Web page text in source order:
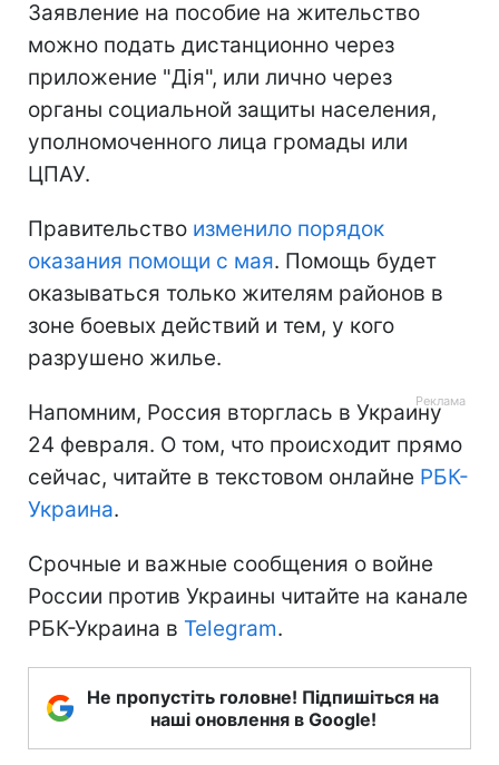
Заявление на пособие на жительство
можно подать дистанционно через
приложение "Дія", или лично через
органы социальной защиты населения,
уполномоченного лица громады или
ЦПАУ.
Правительство изменило порядок
оказания помощи с мая. Помощь будет
оказываться только жителям районов в
зоне боевых действий и тем, у кого
разрушено жилье.
Напомним, Россия вторглась в Украину
24 февраля. О том, что происходит прямо
сейчас, читайте в текстовом онлайне РБК-
Украина.
Срочные и важные сообщения о войне
России против Украины читайте на канале
РБК-Украина в Telegram.
Не пропустіть головне! Підпишіться на
наші оновлення в Google!